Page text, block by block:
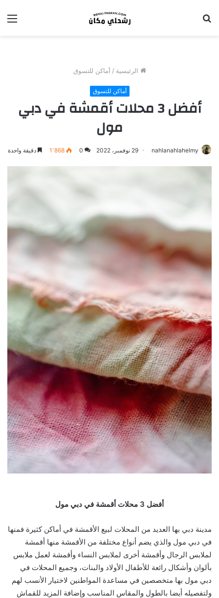
الرئيسية / أماكن للتسوق
أماكن للتسوق
أفضل 3 محلات أقمشة في دبي
مول
nahlanahlahelmy 29 نوفمبر، 2022 0 1٬868 دقيقة واحدة
أفضل 3 محلات أقمشة في دبي مول
مدينة دبي بها العديد من المحلات لبيع الأقمشة في أماكن كثيرة فمنها
في دبي مول والذي يضم أنواع مختلفة من الأقمشة منها أقمشة
لملابس الرجال وأقمشة أخرى لملابس النساء وأقمشة لعمل ملابس
بألوان وأشكال رائعة للأطفال الأولاد والبنات، وجميع المحلات في
دبي مول بها متخصصين في مساعدة المواطنين لاختيار الأنسب لهم
ولتفصيله أيضا بالطول والمقاس المناسب وإضافة المزيد للقماش